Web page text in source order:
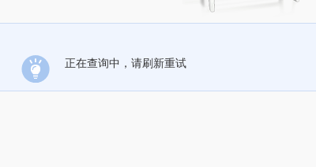
正在查询中，请刷新重试